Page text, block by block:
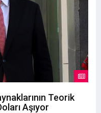
Teorik
Aşıyor